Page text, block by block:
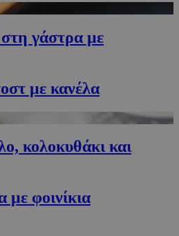
γάστρα με
με κανέλα
κολοκυθάκι και
με φοινίκια
Προμηθευτής/
Πεδίο
Google LLC
.cyprusen.wiz-
cyprus.wiz-
guide.com